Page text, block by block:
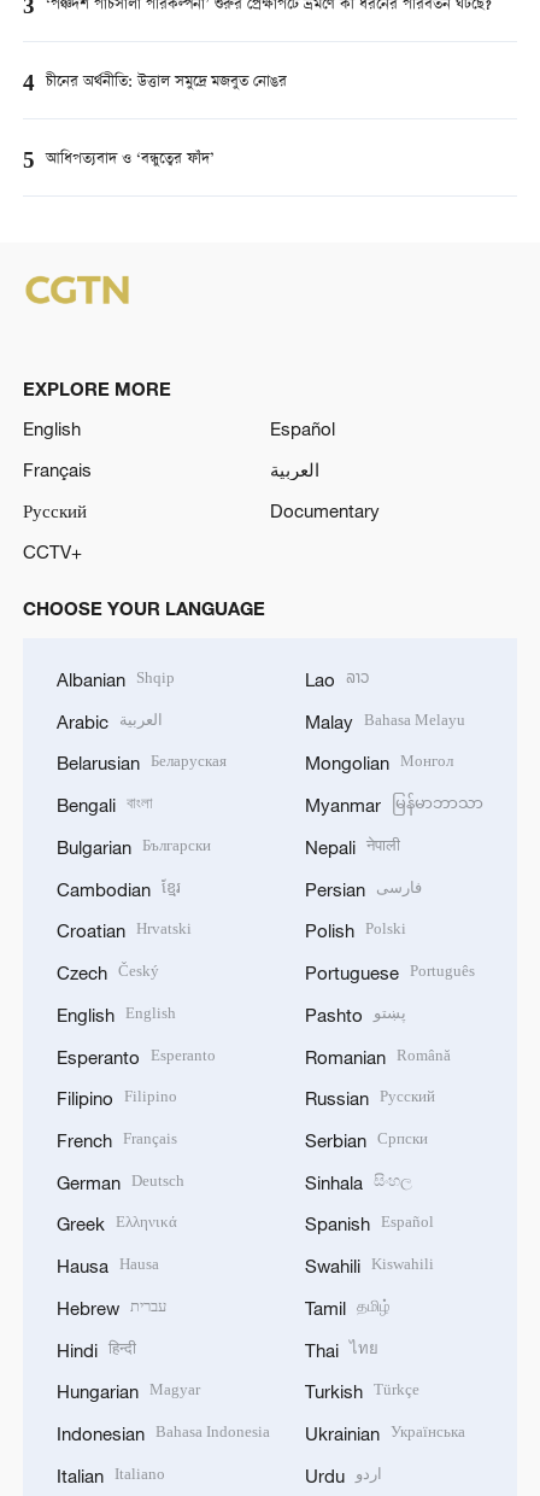
3 ‘পঞ্চদশ পাঁচসালা পরিকল্পনা’ শুরুর প্রেক্ষাপটে ভ্রমণে কী ধরনের পরিবর্তন ঘটছে?
4 চীনের অর্থনীতি: উত্তাল সমুদ্রে মজবুত নোঙর
5 আধিপত্যবাদ ও ‘বন্ধুত্বের ফাঁদ’
EXPLORE MORE
English
Español
Français
العربية
Русский
Documentary
CCTV+
CHOOSE YOUR LANGUAGE
Albanian Shqip
Arabic العربية
Belarusian Беларуская
Bengali বাংলা
Bulgarian Български
Cambodian ខ្មែរ
Croatian Hrvatski
Czech Český
English English
Esperanto Esperanto
Filipino Filipino
French Français
German Deutsch
Greek Ελληνικά
Hausa Hausa
Hebrew עברית
Hindi हिन्दी
Hungarian Magyar
Indonesian Bahasa Indonesia
Italian Italiano
Lao ລາວ
Malay Bahasa Melayu
Mongolian Монгол
Myanmar မြန်မာဘာသာ
Nepali नेपाली
Persian فارسی
Polish Polski
Portuguese Português
Pashto پښتو
Romanian Română
Russian Русский
Serbian Српски
Sinhala සිංහල
Spanish Español
Swahili Kiswahili
Tamil தமிழ்
Thai ไทย
Turkish Türkçe
Ukrainian Українська
Urdu اردو